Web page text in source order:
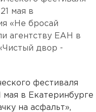
мая в
«Не бросай
агентству ЕАН в
двор -
фестиваля
в Екатеринбурге
на асфальт»,